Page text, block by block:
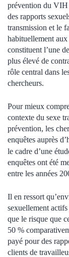
prévention du VIH
des rapports
transmission et le
habituellement
constituent l’une
plus élevé de
rôle central dans
chercheurs.
Pour mieux
contexte du sexe
prévention, les
enquêtes auprès
le cadre d’une
enquêtes ont été
entre les années
Il en ressort
sexuellement
que le risque que
50 %
payé pour des
clients de